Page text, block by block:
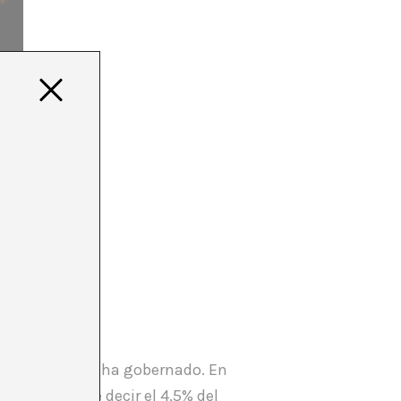
cuando ha gobernado. En
Que quiere decir el 4,5% del